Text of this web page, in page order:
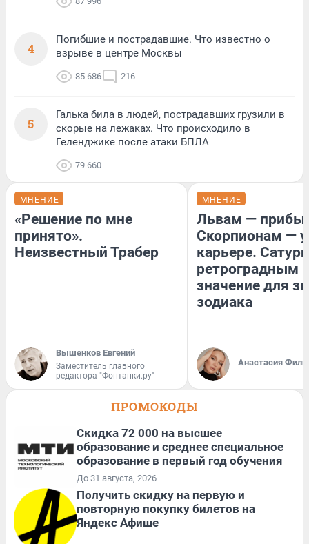
4
Погибшие и пострадавшие. Что известно о
взрыве в центре Москвы
85 686 216
5
Галька била в людей, пострадавших грузили в
скорые на лежаках. Что происходило в
Геленджике после атаки БПЛА
79 660
МНЕНИЕ
«Решение по мне
принято».
Неизвестный Трабер
Вышенков Евгений
Заместитель главного
редактора "Фонтанки.ру"
МНЕНИЕ
Львам —
Скорпионам —
карьере.
ретроградным
значение для
зодиака
Анастасия
ПРОМОКОДЫ
Скидка 72 000 на высшее
образование и среднее специальное
образование в первый год обучения
До 31 августа, 2026
Получить скидку на первую и
повторную покупку билетов на
Яндекс Афише